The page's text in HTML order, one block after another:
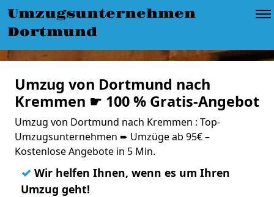
Umzugsunternehmen
Dortmund
Umzug von Dortmund nach
Kremmen ☛ 100 % Gratis-Angebot
Umzug von Dortmund nach Kremmen : Top-
Umzugsunternehmen ➨ Umzüge ab 95€ –
Kostenlose Angebote in 5 Min.
✓ Wir helfen Ihnen, wenn es um Ihren
Umzug geht!